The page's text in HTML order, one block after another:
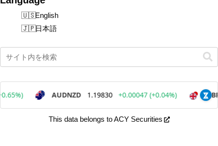
English
日本語
This data belongs to ACY Securities